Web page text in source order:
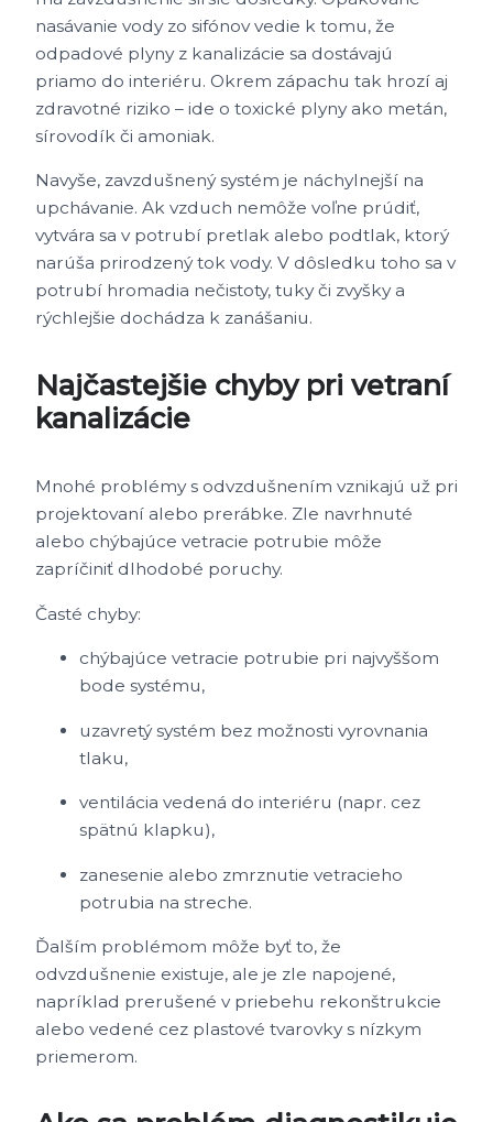
nasávanie vody zo sifónov vedie k tomu, že
odpadové plyny z kanalizácie sa dostávajú
priamo do interiéru. Okrem zápachu tak hrozí aj
zdravotné riziko – ide o toxické plyny ako metán,
sírovodík či amoniak.
Navyše, zavzdušnený systém je náchylnejší na
upchávanie. Ak vzduch nemôže voľne prúdiť,
vytvára sa v potrubí pretlak alebo podtlak, ktorý
narúša prirodzený tok vody. V dôsledku toho sa v
potrubí hromadia nečistoty, tuky či zvyšky a
rýchlejšie dochádza k zanášaniu.
Najčastejšie chyby pri vetraní
kanalizácie
Mnohé problémy s odvzdušnením vznikajú už pri
projektovaní alebo prerábke. Zle navrhnuté
alebo chýbajúce vetracie potrubie môže
zapríčiniť dlhodobé poruchy.
Časté chyby:
chýbajúce vetracie potrubie pri najvyššom
bode systému,
uzavretý systém bez možnosti vyrovnania
tlaku,
ventilácia vedená do interiéru (napr. cez
spätnú klapku),
zanesenie alebo zmrznutie vetracieho
potrubia na streche.
Ďalším problémom môže byť to, že
odvzdušnenie existuje, ale je zle napojené,
napríklad prerušené v priebehu rekonštrukcie
alebo vedené cez plastové tvarovky s nízkym
priemerom.